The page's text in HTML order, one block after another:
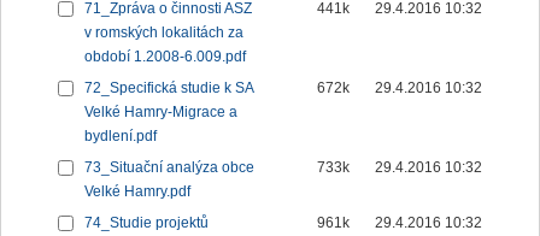
71_Zpráva o činnosti ASZ
v romských lokalitách za
období 1.2008-6.009.pdf
441k 29.4.2016 10:32
72_Specifická studie k SA
Velké Hamry-Migrace a
bydlení.pdf
672k 29.4.2016 10:32
73_Situační analýza obce
Velké Hamry.pdf
733k 29.4.2016 10:32
74_Studie projektů
961k 29.4.2016 10:32